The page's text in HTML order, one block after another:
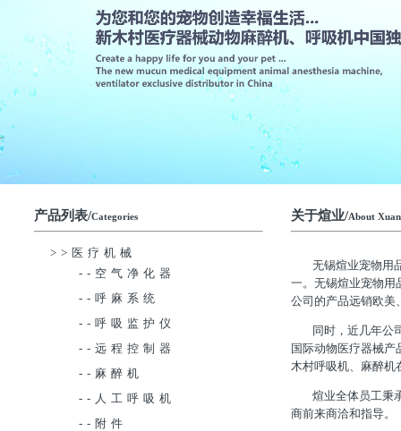
产品列表/Categories
>>医疗机械
--空气净化器
--呼麻系统
--呼吸监护仪
--远程控制器
--麻醉机
--人工呼吸机
--附件
关于煊业/About
无锡煊业宠物用
一。无锡煊业宠物用
公司的产品远销欧美
同时，近几年公
国际动物医疗器械
木村呼吸机、麻醉机
煊业全体员工秉
商前来商洽和指导。